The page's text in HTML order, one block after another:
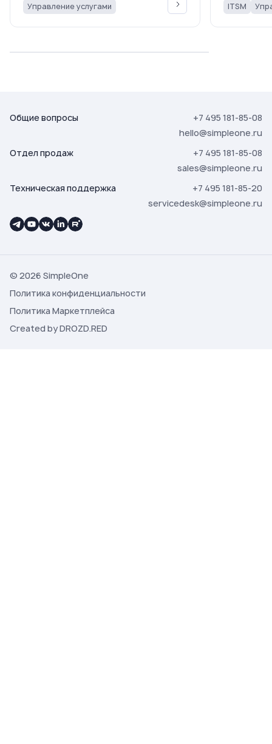
Управление услугами
ITSM
Общие вопросы
+7 495 181-85-08
hello@simpleone.ru
Отдел продаж
+7 495 181-85-08
sales@simpleone.ru
Техническая поддержка
+7 495 181-85-20
servicedesk@simpleone.ru
© 2026 SimpleOne
Политика конфиденциальности
Политика Маркетплейса
Created by DROZD.RED